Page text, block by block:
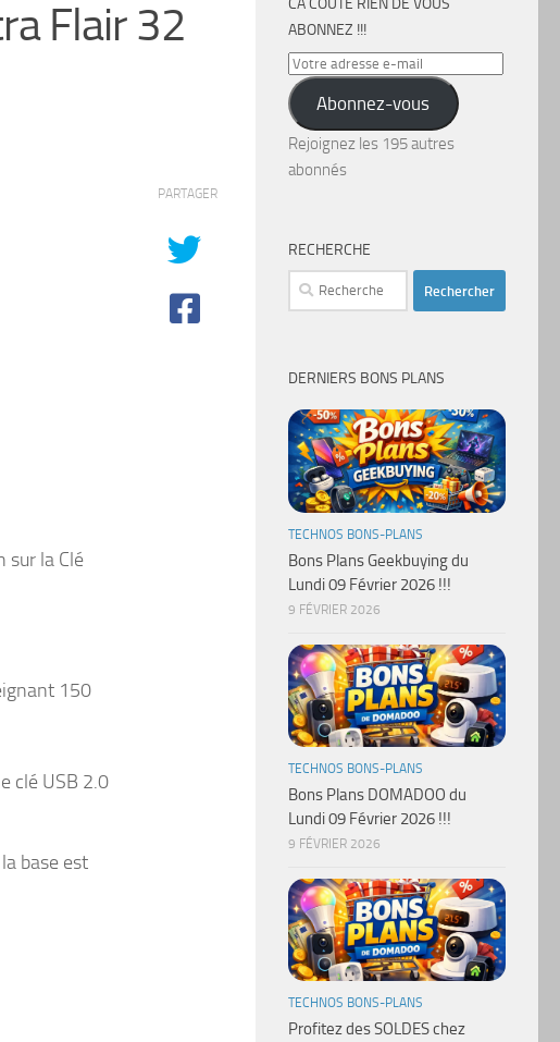
Flair 32
sur la Clé
150
clé USB 2.0
base est
PARTAGER
CA COÛTE RIEN DE VOUS
ABONNEZ !!!
Votre
adresse
e-
mail
Abonnez-vous
Rejoignez les 195 autres
abonnés
RECHERCHE
Rechercher :
DERNIERS BONS PLANS
TECHNOS BONS-PLANS
Bons Plans Geekbuying du
Lundi 09 Février 2026 !!!
9 FÉVRIER 2026
TECHNOS BONS-PLANS
Bons Plans DOMADOO du
Lundi 09 Février 2026 !!!
9 FÉVRIER 2026
TECHNOS BONS-PLANS
Profitez des SOLDES chez